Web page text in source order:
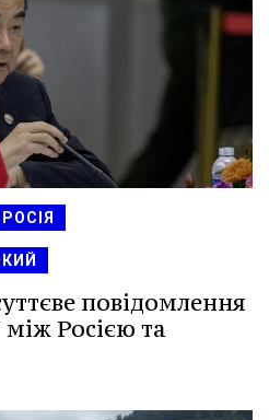
РОСІЯ
повідомлення
Росією та